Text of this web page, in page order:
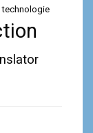
technologie